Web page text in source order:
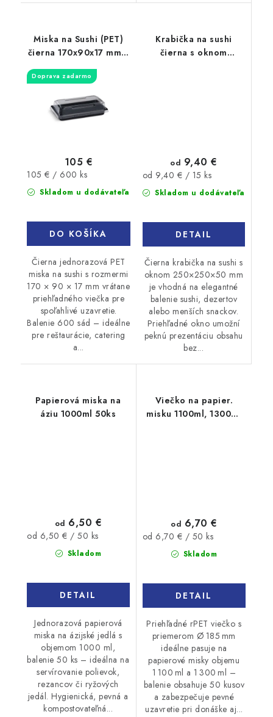
Miska na Sushi (PET)
čierna 170x90x17 mm +
Doprava zadarmo
Skladom u dodávateľa
105 €
Jednotková
cena:
105 € / 600 ks
DO KOŠÍKA
Čierna jednorazová PET
miska na sushi s rozmermi
170 × 90 × 17 mm vrátane
priehľadného viečka pre
spoľahlivé uzavretie.
Balenie 600 sád – ideálne
pre reštaurácie, catering
a...
Krabička na sushi
čierna s oknom
Skladom u dodávateľa
od 9,40 €
Jednotková
cena:
od 9,40 € / 15 ks
DETAIL
Čierna krabička na sushi s
oknom 250×250×50 mm
je vhodná na elegantné
balenie sushi, dezertov
alebo menších snackov.
Priehľadné okno umožní
peknú prezentáciu obsahu
bez...
Papierová miska na
áziu 1000ml 50ks
Skladom
od 6,50 €
Jednotková
od 6,50 € / 50 ks
DETAIL
Jednorazová papierová
miska na ázijské jedlá s
objemom 1000 ml,
balenie 50 ks – ideálna na
servírovanie polievok,
rezancov či ryžových
jedál. Hygienická, pevná a
kompostovateľná...
Viečko na papier.
misku 1100ml, 1300ml
Skladom
od 6,70 €
Jednotková
od 6,70 € / 50 ks
DETAIL
Priehľadné rPET viečko s
priemerom Ø 185 mm
ideálne pasuje na
papierové misky objemu
1 100 ml a 1 300 ml –
balenie obsahuje 50 kusov
a zabezpečuje pevné
uzavretie pri donáške aj...